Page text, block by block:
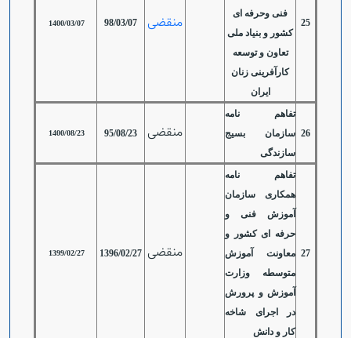
25
فنی وحرفه ای
کشور و بنیاد ملی
تعاون و توسعه
کارآفرینی زنان
ایران
منقضی 98/03/07
1400/03/07
26
تفاهم نامه
سازمان بسیج
سازندگی
منقضی 95/08/23
1400/08/23
27
تفاهم نامه
همکاری سازمان
آموزش فنی و
حرفه ای کشور و
معاونت آموزش
متوسطه وزارت
آموزش و پرورش
در اجرای شاخه
کار و دانش
منقضی 1396/02/27
1399/02/27